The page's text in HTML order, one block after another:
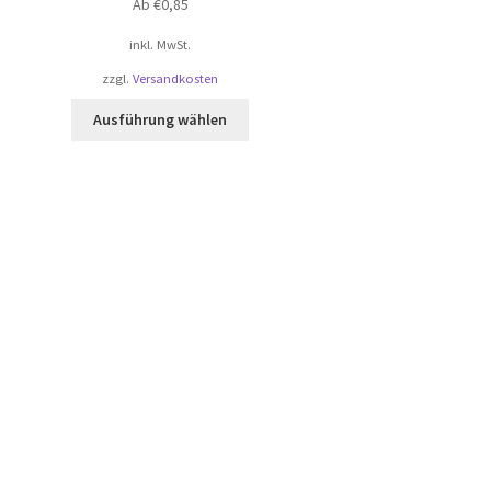
Ab €0,85
inkl. MwSt.
zzgl.Versandkosten
Ausführung wählen